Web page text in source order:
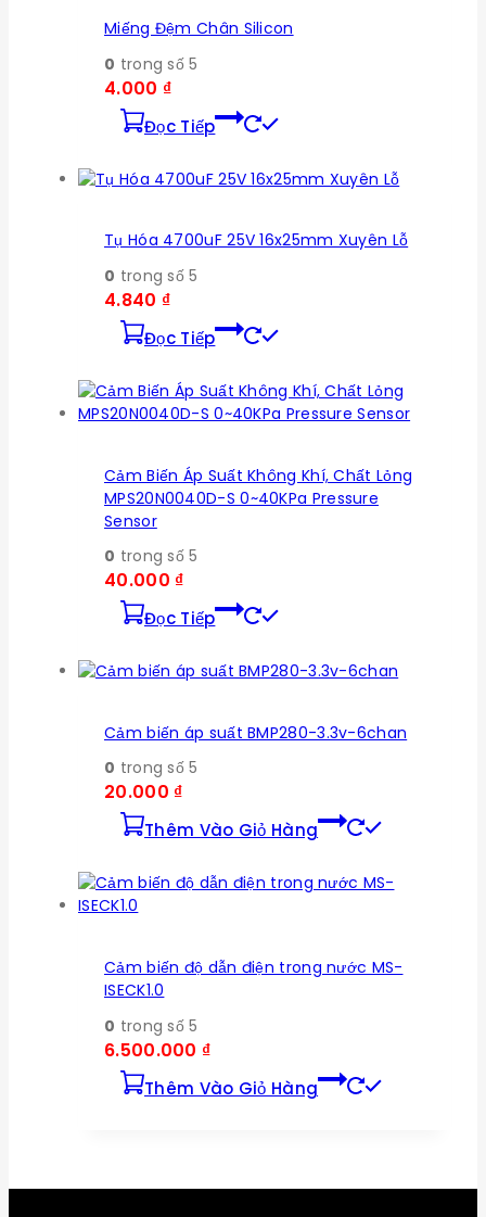
Miếng Đệm Chân Silicon
0 trong số 5
4.000 ₫
Đọc Tiếp
Tụ Hóa 4700uF 25V 16x25mm Xuyên Lỗ
0 trong số 5
4.840 ₫
Đọc Tiếp
Cảm Biến Áp Suất Không Khí, Chất Lỏng
MPS20N0040D-S 0~40KPa Pressure
Sensor
0 trong số 5
40.000 ₫
Đọc Tiếp
Cảm biến áp suất BMP280-3.3v-6chan
0 trong số 5
20.000 ₫
Thêm Vào Giỏ Hàng
Cảm biến độ dẫn điện trong nước MS-
ISECK1.0
0 trong số 5
6.500.000 ₫
Thêm Vào Giỏ Hàng